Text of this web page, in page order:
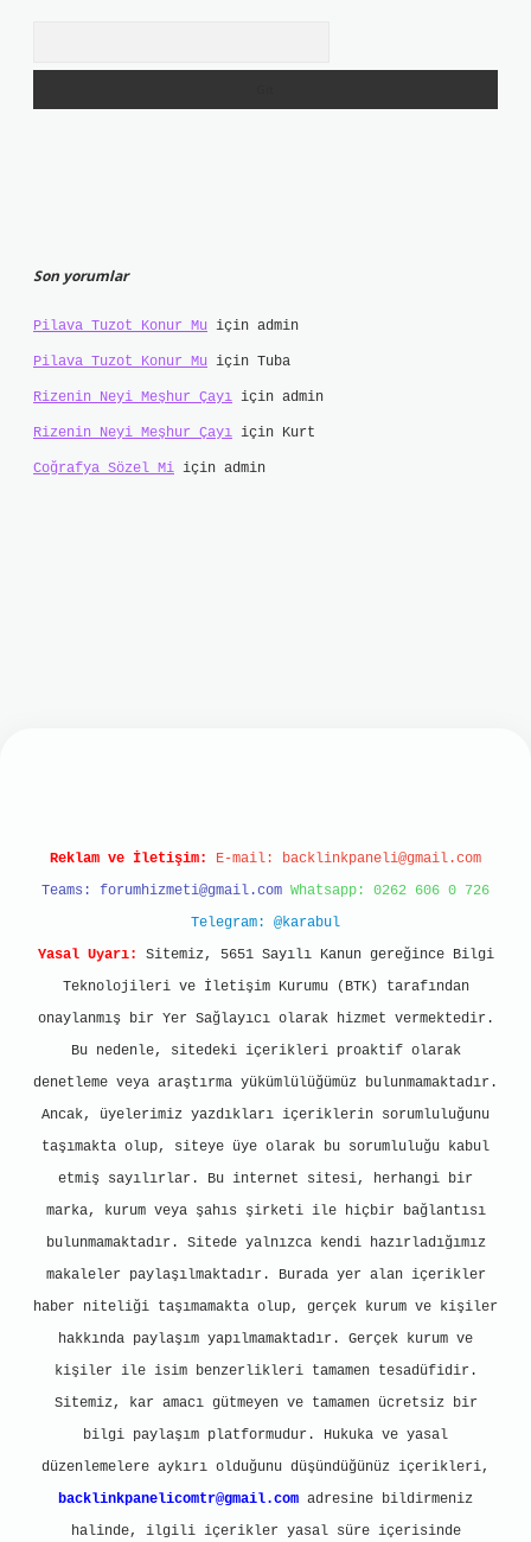
Son yorumlar
Pilava Tuzot Konur Mu için admin
Pilava Tuzot Konur Mu için Tuba
Rizenin Neyi Meşhur Çayı için admin
Rizenin Neyi Meşhur Çayı için Kurt
Coğrafya Sözel Mi için admin
Reklam ve İletişim: E-mail: backlinkpaneli@gmail.com
Teams: forumhizmeti@gmail.com Whatsapp: 0262 606 0 726
Telegram: @karabul
Yasal Uyarı:
Sitemiz, 5651 Sayılı Kanun gereğince Bilgi
Teknolojileri ve İletişim Kurumu (BTK) tarafından
onaylanmış bir Yer Sağlayıcı olarak hizmet vermektedir.
Bu nedenle, sitedeki içerikleri proaktif olarak
denetleme veya araştırma yükümlülüğümüz bulunmamaktadır.
Ancak, üyelerimiz yazdıkları içeriklerin sorumluluğunu
taşımakta olup, siteye üye olarak bu sorumluluğu kabul
etmiş sayılırlar. Bu internet sitesi, herhangi bir
marka, kurum veya şahıs şirketi ile hiçbir bağlantısı
bulunmamaktadır. Sitede yalnızca kendi hazırladığımız
makaleler paylaşılmaktadır. Burada yer alan içerikler
haber niteliği taşımamakta olup, gerçek kurum ve kişiler
hakkında paylaşım yapılmamaktadır. Gerçek kurum ve
kişiler ile isim benzerlikleri tamamen tesadüfidir.
Sitemiz, kar amacı gütmeyen ve tamamen ücretsiz bir
bilgi paylaşım platformudur. Hukuka ve yasal
düzenlemelere aykırı olduğunu düşündüğünüz içerikleri,
backlinkpanelicomtr@gmail.com adresine bildirmeniz
halinde, ilgili içerikler yasal süre içerisinde